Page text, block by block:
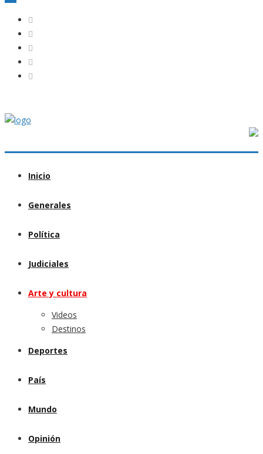
Inicio
Generales
Política
Judiciales
Arte y cultura
Videos
Destinos
Deportes
País
Mundo
Opinión